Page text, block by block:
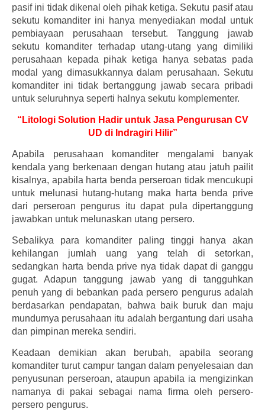
pasif ini tidak dikenal oleh pihak ketiga. Sekutu pasif atau
sekutu komanditer ini hanya menyediakan modal untuk
pembiayaan perusahaan tersebut. Tanggung jawab
sekutu komanditer terhadap utang-utang yang dimiliki
perusahaan kepada pihak ketiga hanya sebatas pada
modal yang dimasukkannya dalam perusahaan. Sekutu
komanditer ini tidak bertanggung jawab secara pribadi
untuk seluruhnya seperti halnya sekutu komplementer.
“Litologi Solution Hadir untuk Jasa Pengurusan CV
UD di Indragiri Hilir”
Apabila perusahaan komanditer mengalami banyak
kendala yang berkenaan dengan hutang atau jatuh pailit
kisalnya, apabila harta benda perseroan tidak mencukupi
untuk melunasi hutang-hutang maka harta benda prive
dari perseroan pengurus itu dapat pula dipertanggung
jawabkan untuk melunaskan utang persero.
Sebalikya para komanditer paling tinggi hanya akan
kehilangan jumlah uang yang telah di setorkan,
sedangkan harta benda prive nya tidak dapat di ganggu
gugat. Adapun tanggung jawab yang di tangguhkan
penuh yang di bebankan pada persero pengurus adalah
berdasarkan pendapatan, bahwa baik buruk dan maju
mundurnya perusahaan itu adalah bergantung dari usaha
dan pimpinan mereka sendiri.
Keadaan demikian akan berubah, apabila seorang
komanditer turut campur tangan dalam penyelesaian dan
penyusunan perseroan, ataupun apabila ia mengizinkan
namanya di pakai sebagai nama firma oleh persero-
persero pengurus.